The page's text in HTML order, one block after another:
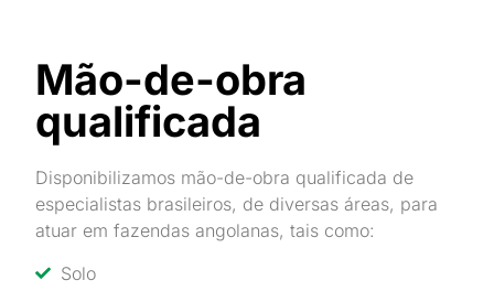
Mão-de-obra
qualificada
Disponibilizamos mão-de-obra qualificada de
especialistas brasileiros, de diversas áreas, para
atuar em fazendas angolanas, tais como:
Solo